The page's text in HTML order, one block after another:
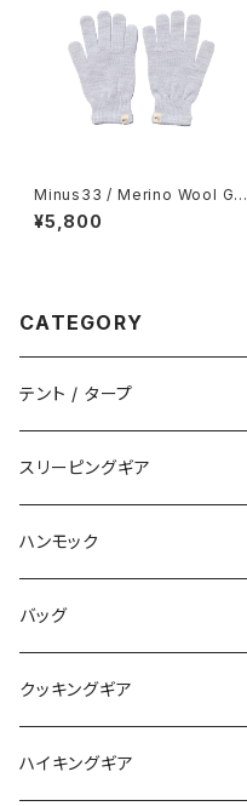
Minus33 / Merino Wool Glo
ve
¥5,800
CATEGORY
テント / タープ
タープ / シェルター
ペグ / ステークス
アクセサリー
スリーピングギア
シュラフ / キルト
ビビィ
マット
ピロー
ハンモック
ハンモック
アクセサリー
バッグ
バックパック
サコッシュ / ウェストポーチ
クッキングギア
バーナー / ストーブ / 燃料
ハイキングギア